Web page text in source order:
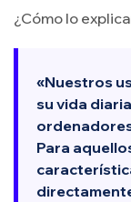
¿Cómo lo
«Nuestros
su vida
Para